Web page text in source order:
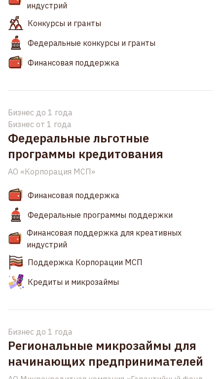
индустрий
Конкурсы и гранты
Федеральные конкурсы и гранты
Финансовая поддержка
Бизнес до 1 года
Бизнес от 1 года
Федеральные льготные
программы кредитования
АО «Корпорация МСП»
Финансовая поддержка
Федеральные программы поддержки
Финансовая поддержка для креативных
индустрий
Поддержка Корпорации МСП
Кредиты и микрозаймы
Бизнес до 1 года
Региональные микрозаймы для
начинающих предпринимателей